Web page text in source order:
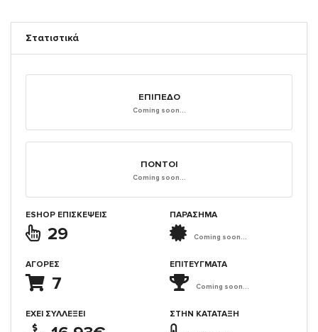
Στατιστικά
ΕΠΊΠΕΔΟ
Coming soon...
ΠΌΝΤΟΙ
Coming soon...
ESHOP ΕΠΙΣΚΈΨΕΙΣ
29
ΑΓΟΡΈΣ
7
ΈΧΕΙ ΣΥΛΛΈΞΕΙ
ΠΑΡΑΣΗΜΑ
Coming soon...
ΕΠΙΤΕΎΓΜΑΤΑ
Coming soon...
ΣΤΗΝ ΚΑΤΆΤΑΞΗ